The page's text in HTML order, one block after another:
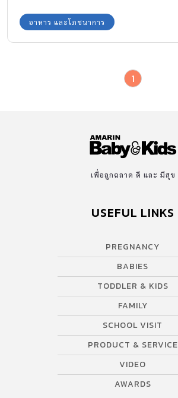
อาหาร และโภชนาการ
1
เพื่อลูกฉลาด ดี และ มีสุข
USEFUL LINKS
PREGNANCY
BABIES
TODDLER & KIDS
FAMILY
SCHOOL VISIT
PRODUCT & SERVICE
VIDEO
AWARDS